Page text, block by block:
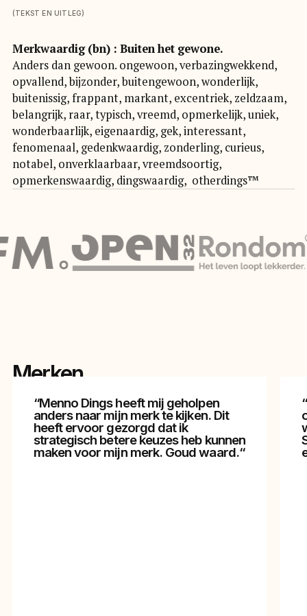
(TEKST EN UITLEG)
Merkwaardig (bn) : Buiten het gewone.
Anders dan gewoon. ongewoon, verbazingwekkend,
opvallend, bijzonder, buitengewoon, wonderlijk,
buitenissig, frappant, markant, excentriek, zeldzaam,
belangrijk, raar, typisch, vreemd, opmerkelijk, uniek,
wonderbaarlijk, eigenaardig, gek, interessant,
fenomenaal, gedenkwaardig, zonderling, curieus,
notabel, onverklaarbaar, vreemdsoortig,
opmerkenswaardig, dingswaardig, otherdings™
Merken
zeggen het
“Menno Dings heeft mij geholpen
anders naar mijn merk te kijken. Dit
heeft ervoor gezorgd dat ik
strategisch betere keuzes heb kunnen
maken voor mijn merk. Goud waard.“